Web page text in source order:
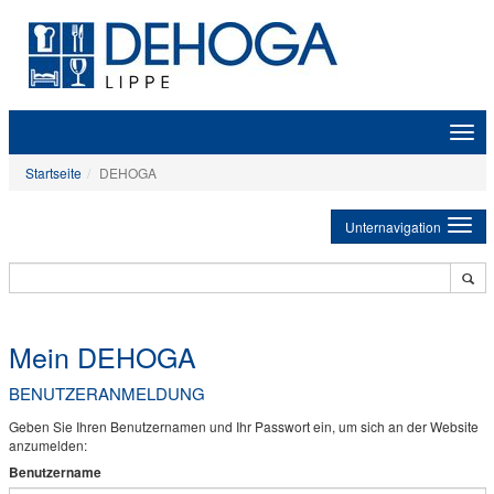
Startseite
DEHOGA
Unternavigation
Mein DEHOGA
BENUTZERANMELDUNG
Geben Sie Ihren Benutzernamen und Ihr Passwort ein, um sich an der Website
anzumelden:
Benutzername